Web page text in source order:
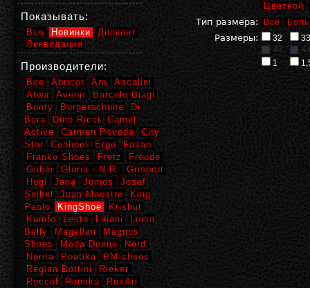
Цветной
Тип размера:
Все
Размеры: 32
33
43
1
Показывать:
Все Новинки
Дисконт
Ликвидация
Производители:
Все Abricot Ara
Ascalini
Atwa
Avenir
Barcelo Biagi
Bonty
Burgerschuhe
Di
Bora
Dino Ricci
Camel
Active
Carmen Poveda
City
Star
Conhpol Ergo
Fasan
Franko Shoes
Fretz
Freude
Gabor
Gloria - N.R.
Grisport
Hogl
Jana Jomos
Josef
Seibel
Juan Maestre
King
Paolo
KingShoe
Krisbut
Kumfo
Lesta Liliani
Luisa
Belly
Magellan
Magnus
Shoes
Moda Donna
Nord
Norita
Peatika
PM-shoes
Regina Bottini
Rieker
Roccol
Romika
RusAri